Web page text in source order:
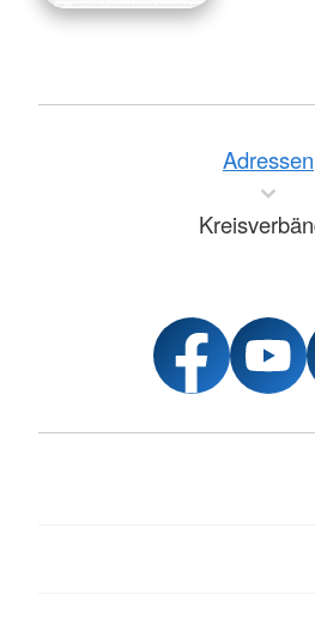
Adressen